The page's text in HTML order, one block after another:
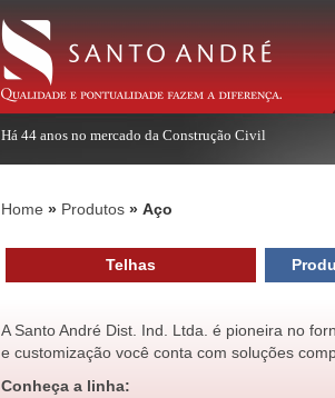
Há 44 anos no mercado da Construção Civil
Home Produtos Aço
Telhas
A Santo André Dist. Ind. Ltda. é pioneira no
e customização você conta com soluções
Conheça a linha: